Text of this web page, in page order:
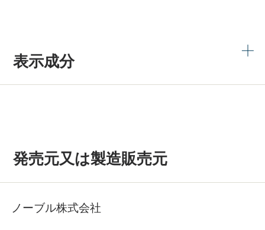
表示成分
発売元又は製造販売元
ノーブル株式会社